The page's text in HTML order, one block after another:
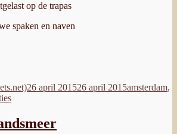
op de trapas
spaken en naven
26 april 201526 april 2015amsterdam,
op
Batavus